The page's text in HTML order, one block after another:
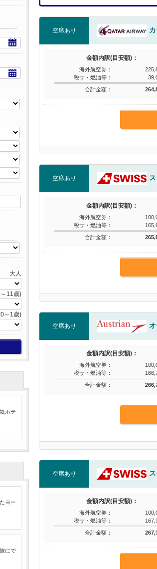
空席あり
金額内訳(目安額)：
海外航空券：
税サ・燃油等：
合計金額：
空席あり
金額内訳(目安額)：
海外航空券：
税サ・燃油等：
合計金額：
空席あり
金額内訳(目安額)：
海外航空券：
税サ・燃油等：
合計金額：
空席あり
金額内訳(目安額)：
海外航空券：
税サ・燃油等：
合計金額：
大人
11歳)
～1歳)
ホテ
ヨー
にで